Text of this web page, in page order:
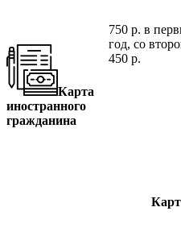
750 р. в
год, со
450 р.
Карта
иностранного
гражданина